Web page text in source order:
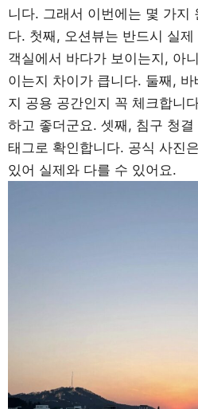
니다. 그래서 이번에는 몇 가지
다. 첫째, 오션뷰는 반드시 실
객실에서 바다가 보이는지, 아
이는지 차이가 큽니다. 둘째,
지 공용 공간인지 꼭 체크합니
하고 좋더군요. 셋째, 침구 청
태그로 확인합니다. 공식 사진
있어 실제와 다를 수 있어요.